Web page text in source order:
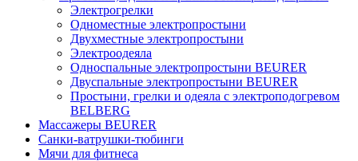
Электрогрелки
Одноместные электропростыни
Двухместные электропростыни
Электроодеяла
Односпальные электропростыни BEURER
Двуспальные электропростыни BEURER
Простыни, грелки и одеяла с электроподогревом
BELBERG
Массажеры BEURER
Санки-ватрушки-тюбинги
Мячи для фитнеса